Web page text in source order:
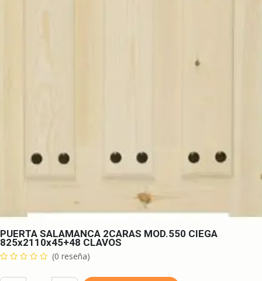
PUERTA SALAMANCA 2CARAS MOD.550 CIEGA
825x2110x45+48 CLAVOS
(0 reseña)